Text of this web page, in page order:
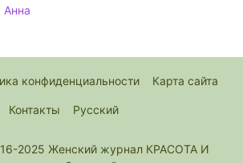
Анна
конфиденциальности Карта сайта
Контакты Русский
2025 Женский журнал КРАСОТА И